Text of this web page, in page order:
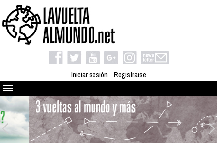
Iniciar sesión Registrarse
Quienes somos
El proyecto
Blog